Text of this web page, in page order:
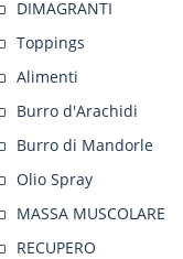
DIMAGRANTI
Toppings
Alimenti
Burro d'Arachidi
Burro di Mandorle
Olio Spray
MASSA MUSCOLARE
RECUPERO